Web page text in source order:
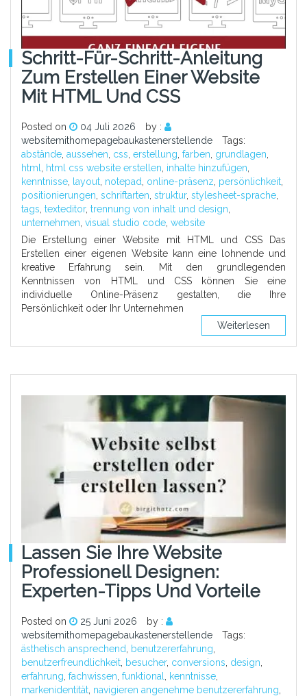
Schritt-Für-Schritt-Anleitung
Zum Erstellen Einer Website
Mit HTML Und CSS
Posted on 04 Juli 2026
by :
websitemithomepagebaukastenerstellende
Tags:
abstände aussehen css erstellung farben grundlagen
html
html css website erstellen inhalte hinzufügen
kenntnisse layout notepad online-präsenz persönlichkeit
positionierungen schriftarten struktur, stylesheet-sprache
tags texteditor, trennung von inhalt und design
unternehmen visual studio code website
Die Erstellung einer Website mit HTML und CSS Das
Erstellen einer eigenen Website kann eine lohnende und
kreative Erfahrung sein. Mit den grundlegenden
Kenntnissen von HTML und CSS können Sie eine
individuelle Online-Präsenz gestalten, die Ihre
Persönlichkeit oder Ihr Unternehmen
Weiterlesen
Lassen Sie Ihre Website
Professionell Designen:
Experten-Tipps Und Vorteile
Posted on 25 Juni 2026
by :
websitemithomepagebaukastenerstellende
Tags:
ästhetisch ansprechend
benutzererfahrung
benutzerfreundlichkeit besucher, conversions design
erfahrung fachwissen funktional kenntnisse
markenidentität navigieren angenehme benutzererfahrung